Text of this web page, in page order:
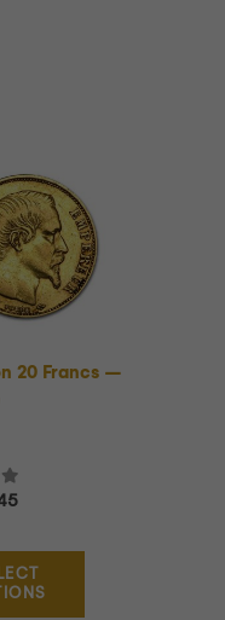
20 Francs –
sur 5